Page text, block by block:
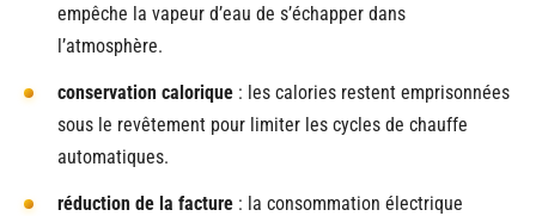
empêche la vapeur d’eau de s’échapper dans
l’atmosphère.
conservation calorique : les calories restent emprisonnées
sous le revêtement pour limiter les cycles de chauffe
automatiques.
réduction de la facture : la consommation électrique